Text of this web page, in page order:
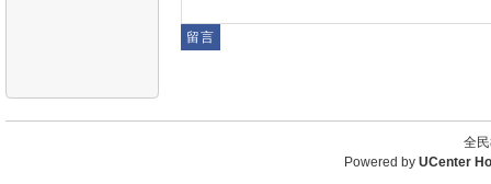
全
Powered by UCenter